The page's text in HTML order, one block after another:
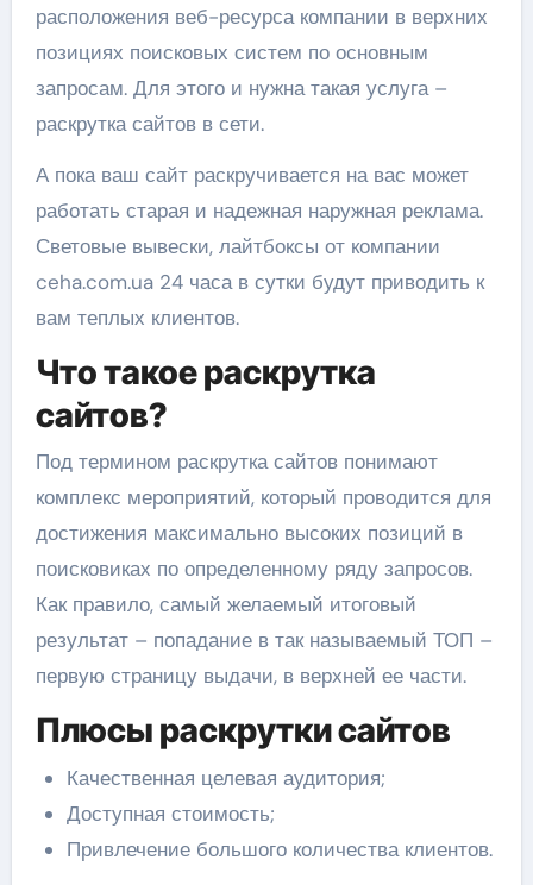
расположения веб-ресурса компании в верхних
позициях поисковых систем по основным
запросам. Для этого и нужна такая услуга –
раскрутка сайтов в сети.
А пока ваш сайт раскручивается на вас может
работать старая и надежная наружная реклама.
Световые вывески, лайтбоксы от компании
ceha.com.ua 24 часа в сутки будут приводить к
вам теплых клиентов.
Что такое раскрутка
сайтов?
Под термином раскрутка сайтов понимают
комплекс мероприятий, который проводится для
достижения максимально высоких позиций в
поисковиках по определенному ряду запросов.
Как правило, самый желаемый итоговый
результат – попадание в так называемый ТОП –
первую страницу выдачи, в верхней ее части.
Плюсы раскрутки сайтов
Качественная целевая аудитория;
Доступная стоимость;
Привлечение большого количества клиентов.